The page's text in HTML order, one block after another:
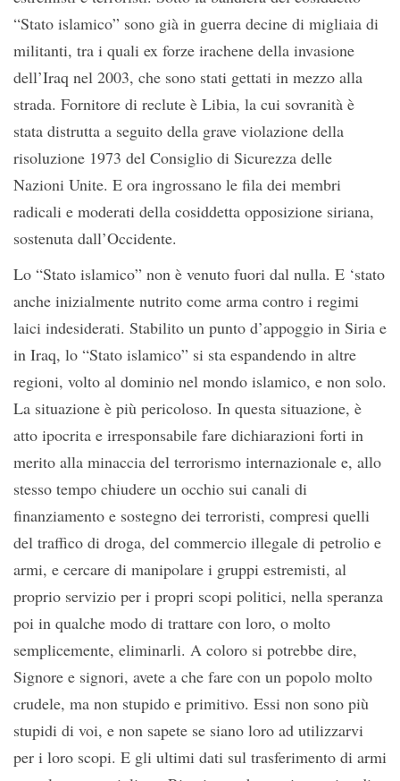
“Stato islamico” sono già in guerra decine di migliaia di
militanti, tra i quali ex forze irachene della invasione
dell’Iraq nel 2003, che sono stati gettati in mezzo alla
strada. Fornitore di reclute è Libia, la cui sovranità è
stata distrutta a seguito della grave violazione della
risoluzione 1973 del Consiglio di Sicurezza delle
Nazioni Unite. E ora ingrossano le fila dei membri
radicali e moderati della cosiddetta opposizione siriana,
sostenuta dall’Occidente.
Lo “Stato islamico” non è venuto fuori dal nulla. E ‘stato
anche inizialmente nutrito come arma contro i regimi
laici indesiderati. Stabilito un punto d’appoggio in Siria e
in Iraq, lo “Stato islamico” si sta espandendo in altre
regioni, volto al dominio nel mondo islamico, e non solo.
La situazione è più pericoloso. In questa situazione, è
atto ipocrita e irresponsabile fare dichiarazioni forti in
merito alla minaccia del terrorismo internazionale e, allo
stesso tempo chiudere un occhio sui canali di
finanziamento e sostegno dei terroristi, compresi quelli
del traffico di droga, del commercio illegale di petrolio e
armi, e cercare di manipolare i gruppi estremisti, al
proprio servizio per i propri scopi politici, nella speranza
poi in qualche modo di trattare con loro, o molto
semplicemente, eliminarli. A coloro si potrebbe dire,
Signore e signori, avete a che fare con un popolo molto
crudele, ma non stupido e primitivo. Essi non sono più
stupidi di voi, e non sapete se siano loro ad utilizzarvi
per i loro scopi. E gli ultimi dati sul trasferimento di armi